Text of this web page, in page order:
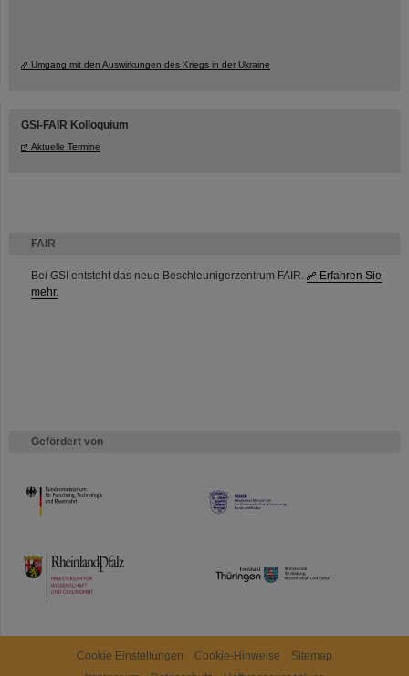
FAIR
Bei GSI entsteht das neue Beschleunigerzentrum FAIR.
Erfahren Sie
mehr.
Gefördert von
HMWK
TMWWDG
Umgang mit den Auswirkungen des Kriegs in der Ukraine
GSI-FAIR Kolloquium
Aktuelle Termine
Cookie Einstellungen Cookie-Hinweise
Sitemap